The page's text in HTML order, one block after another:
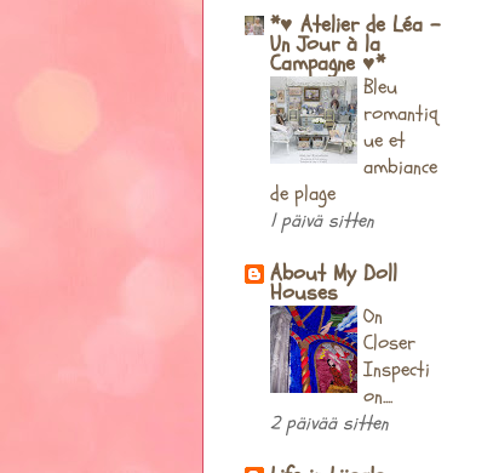
*♥ Atelier de Léa -
Un Jour à la
Campagne ♥*
Bleu
romantiq
ue et
ambiance
de plage
1 päivä sitten
About My Doll
Houses
On
Closer
Inspecti
on....
2 päivää sitten